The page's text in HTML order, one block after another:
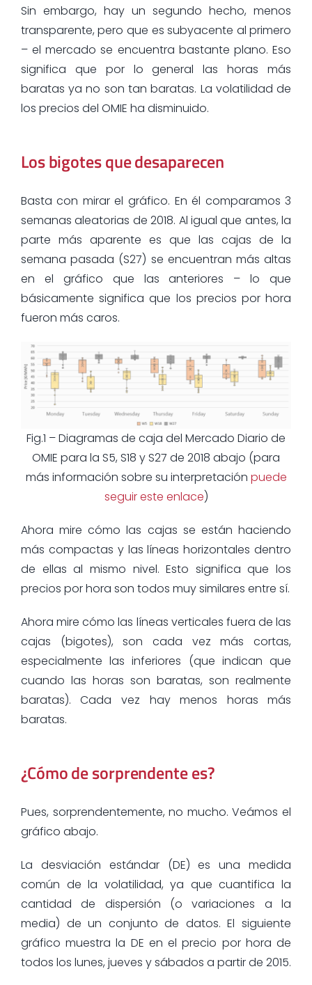
Sin embargo, hay un segundo hecho, menos
transparente, pero que es subyacente al primero
– el mercado se encuentra bastante plano. Eso
significa que por lo general las horas más
baratas ya no son tan baratas. La volatilidad de
los precios del OMIE ha disminuido.
Los bigotes que desaparecen
Basta con mirar el gráfico. En él comparamos 3
semanas aleatorias de 2018. Al igual que antes, la
parte más aparente es que las cajas de la
semana pasada (S27) se encuentran más altas
en el gráfico que las anteriores – lo que
básicamente significa que los precios por hora
fueron más caros.
Fig.1 – Diagramas de caja del Mercado Diario de
OMIE para la S5, S18 y S27 de 2018 abajo (para
más información sobre su interpretación puede
seguir este enlace)
Ahora mire cómo las cajas se están haciendo
más compactas y las líneas horizontales dentro
de ellas al mismo nivel. Esto significa que los
precios por hora son todos muy similares entre sí.
Ahora mire cómo las líneas verticales fuera de las
cajas (bigotes), son cada vez más cortas,
especialmente las inferiores (que indican que
cuando las horas son baratas, son realmente
baratas). Cada vez hay menos horas más
baratas.
¿Cómo de sorprendente es?
Pues, sorprendentemente, no mucho. Veámos el
gráfico abajo.
La desviación estándar (DE) es una medida
común de la volatilidad, ya que cuantifica la
cantidad de dispersión (o variaciones a la
media) de un conjunto de datos. El siguiente
gráfico muestra la DE en el precio por hora de
todos los lunes, jueves y sábados a partir de 2015.